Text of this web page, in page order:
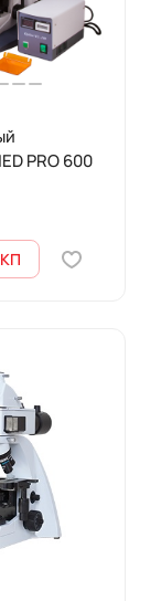
PRO 600